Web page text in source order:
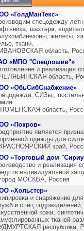
«ГолдМанТекс»
спецодежду
шахтера,
жилеты,
ткани.
ИВАНОВСКАЯ область,
«МПО "Спецпошив"»
и реализация
ЧЕЛЯБИНСКАЯ область,
«ОбьСибСнабжение»
СИЗы,,
область,
«Покров»
является
одежды для
КРАСНОЯРСКИЙ край,
«Торговый дом
и реализация
индивидуальной
город МОСКВА, Россия
«Хольстер»
и снаряжение
и спец
кожи,
тканей
республика,